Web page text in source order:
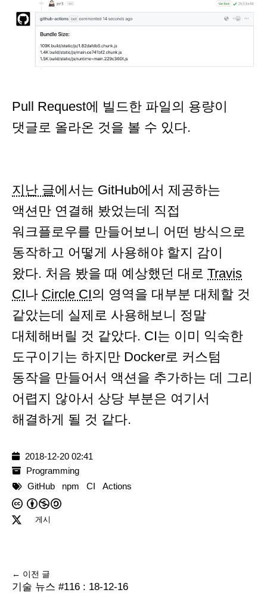
Pull Request에 빌드한 파일의 용량이
댓글로 올라온 것을 볼 수 있다.
지난 글에서는 GitHub에서 제공하는
액션만 연결해 봤었는데 직접
워크플로우를 만들어보니 어떤 방식으로
동작하고 어떻게 사용해야 할지 감이
왔다. 처음 봤을 때 예상했던 대로 Travis
CI나 Circle CI의 영역을 대부분 대체할 것
같았는데 실제로 사용해보니 정말
대체해버릴 것 같았다. CI는 이미 익숙한
도구이기는 하지만 Docker로 커스텀
동작을 만들어서 액션을 추가하는 데 그리
어렵지 않아서 상당 부분은 여기서
해결하게 될 것 같다.
2018-12-20 02:41
Programming
GitHub
npm CI Actions
게시
← 이전 글
기술 뉴스 #116 : 18-12-16